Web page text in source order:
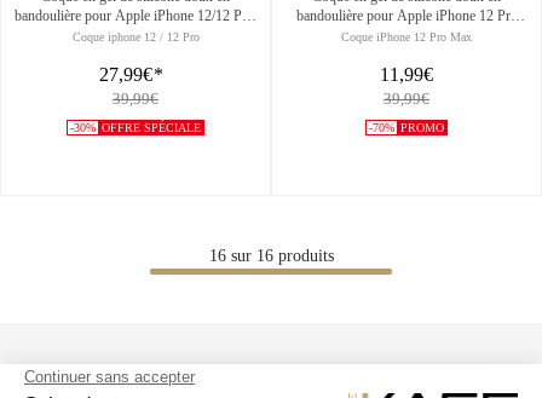
bandoulière pour Apple iPhone 12/12 Pro,
Noir satin
Coque iphone 12 / 12 Pro
27,99€*
39,99€
-30% OFFRE SPÉCIALE
bandoulière pour Apple iPhone 12 Pro
Max, Rouge Ardent
Coque iPhone 12 Pro Max
11,99€
39,99€
-70% PROMO
16sur 16produits